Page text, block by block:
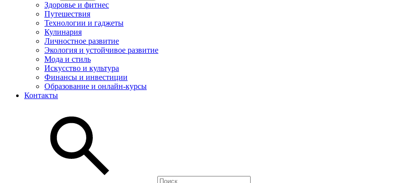
Здоровье и фитнес
Путешествия
Технологии и гаджеты
Кулинария
Личностное развитие
Экология и устойчивое развитие
Мода и стиль
Искусство и культура
Финансы и инвестиции
Образование и онлайн-курсы
Контакты